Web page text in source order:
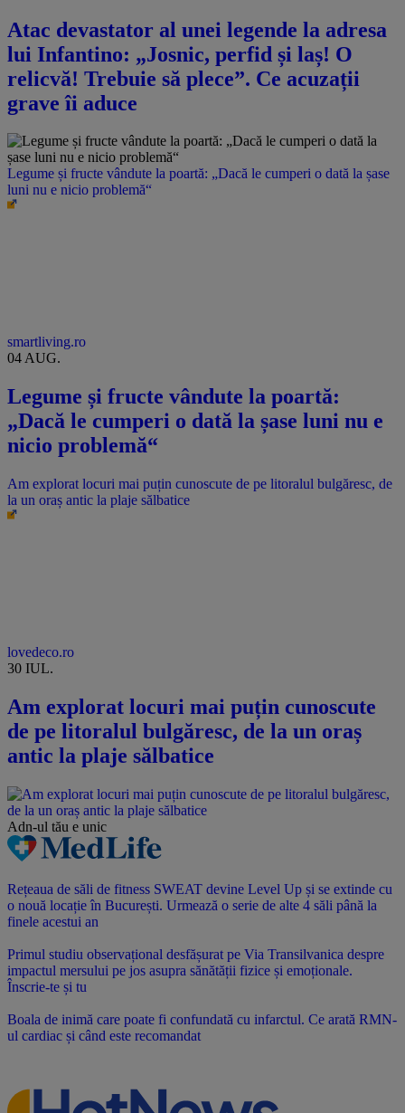
Atac devastator al unei legende la adresa
lui Infantino: „Josnic, perfid și laș! O
relicvă! Trebuie să plece”. Ce acuzații
grave îi aduce
Legume și fructe vândute la poartă: „Dacă le cumperi o dată la șase
luni nu e nicio problemă“
smartliving.ro
04 AUG.
Legume și fructe vândute la poartă:
„Dacă le cumperi o dată la șase luni nu e
nicio problemă“
Am explorat locuri mai puțin cunoscute de pe litoralul bulgăresc, de
la un oraș antic la plaje sălbatice
lovedeco.ro
30 IUL.
Am explorat locuri mai puțin cunoscute
de pe litoralul bulgăresc, de la un oraș
antic la plaje sălbatice
Adn-ul tău e unic
Rețeaua de săli de fitness SWEAT devine Level Up și se extinde cu
o nouă locație în București. Urmează o serie de alte 4 săli până la
finele acestui an
Primul studiu observațional desfășurat pe Via Transilvanica despre
impactul mersului pe jos asupra sănătății fizice și emoționale.
Înscrie-te și tu
Boala de inimă care poate fi confundată cu infarctul. Ce arată RMN-
ul cardiac și când este recomandat